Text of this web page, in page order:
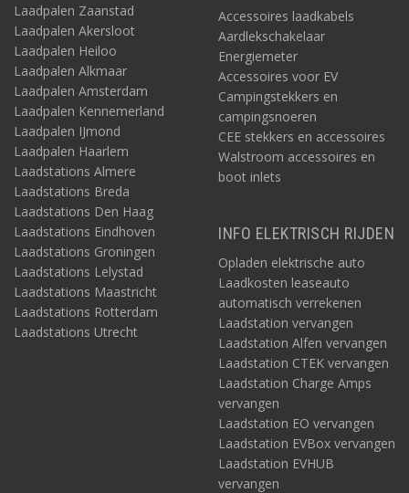
Laadpalen Zaanstad
Laadpalen Akersloot
Laadpalen Heiloo
Laadpalen Alkmaar
Laadpalen Amsterdam
Laadpalen Kennemerland
Laadpalen IJmond
Laadpalen Haarlem
Laadstations Almere
Laadstations Breda
Laadstations Den Haag
Laadstations Eindhoven
Laadstations Groningen
Laadstations Lelystad
Laadstations Maastricht
Laadstations Rotterdam
Laadstations Utrecht
Accessoires laadkabels
Aardlekschakelaar
Energiemeter
Accessoires voor EV
Campingstekkers en
campingsnoeren
CEE stekkers en accessoires
Walstroom accessoires en
boot inlets
INFO ELEKTRISCH RIJDEN
Opladen elektrische auto
Laadkosten leaseauto
automatisch verrekenen
Laadstation vervangen
Laadstation Alfen vervangen
Laadstation CTEK vervangen
Laadstation Charge Amps
vervangen
Laadstation EO vervangen
Laadstation EVBox vervangen
Laadstation EVHUB
vervangen